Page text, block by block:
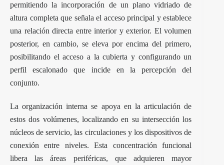
permitiendo la incorporación de un plano vidriado de
altura completa que señala el acceso principal y establece
una relación directa entre interior y exterior. El volumen
posterior, en cambio, se eleva por encima del primero,
posibilitando el acceso a la cubierta y configurando un
perfil escalonado que incide en la percepción del
conjunto.
La organización interna se apoya en la articulación de
estos dos volúmenes, localizando en su intersección los
núcleos de servicio, las circulaciones y los dispositivos de
conexión entre niveles. Esta concentración funcional
libera las áreas periféricas, que adquieren mayor